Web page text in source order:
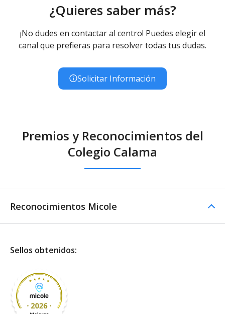
¿Quieres saber más?
¡No dudes en contactar al centro! Puedes elegir el
canal que prefieras para resolver todas tus dudas.
Solicitar Información
Premios y Reconocimientos del
Colegio Calama
Reconocimientos Micole
Sellos obtenidos: